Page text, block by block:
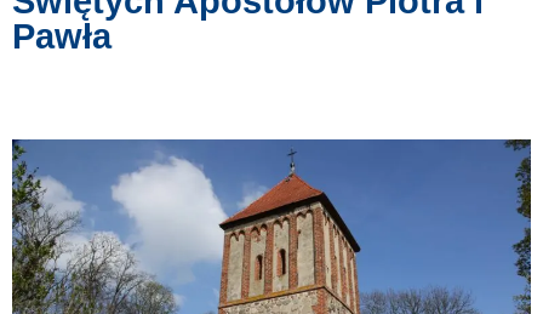
Pawła